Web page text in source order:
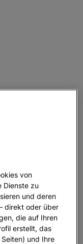
von
Dienste zu
und deren
direkt oder über
die auf Ihren
erstellt, das
und Ihre